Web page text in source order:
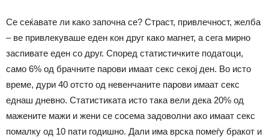
Се сеќавате ли како започна се? Страст, привлечност, желба
– ве привлекуваше еден кон друг како магнет, а сега мирно
заспивате еден со друг. Според статистичките податоци,
само 6% од брачните парови имаат секс секој ден. Во исто
време, дури 40 отсто од невенчаните парови имаат секс
еднаш дневно. Статистиката исто така вели дека 20% од
мажените мажи и жени се сосема задоволни ако имаат секс
помалку од 10 пати годишно. Дали има врска помеѓу бракот и